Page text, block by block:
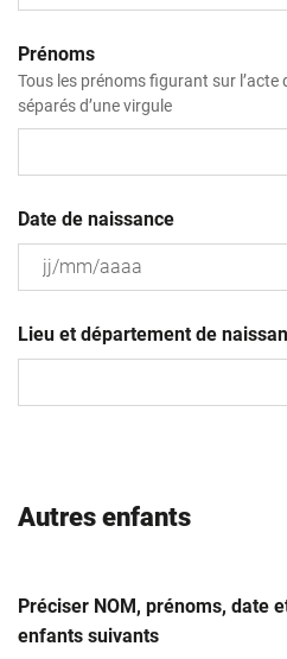
Prénoms
Tous les prénoms figurant sur l’acte
séparés d’une virgule
Date de naissance
slash
MM
Lieu et département de
Autres enfants
Préciser NOM, prénoms, date
enfants suivants